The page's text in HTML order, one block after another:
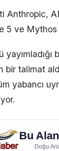
Anthropic,
5 ve Mythos
talimat
yabancı
Bu
Doğu